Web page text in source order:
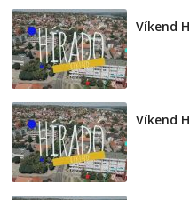
Víkend
Víkend